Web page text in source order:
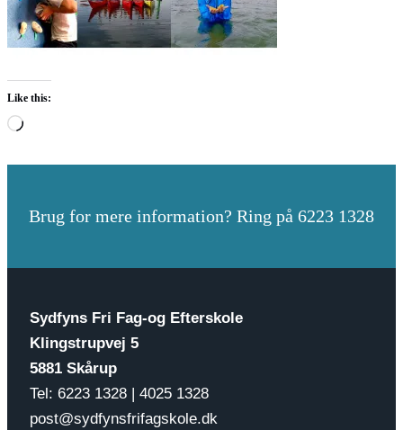
Like this:
Loading…
Brug for mere information? Ring på 6223 1328
Sydfyns Fri Fag-og Efterskole
Klingstrupvej 5
5881 Skårup
Tel: 6223 1328 | 4025 1328
post@sydfynsfrifagskole.dk